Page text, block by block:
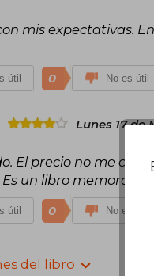
mis expectativas.
útil 0 No es útil
Lunes 17 de
El precio no me
un libro memorable
útil 0 No es útil
del libro